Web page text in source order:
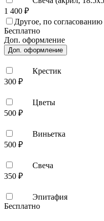
1 400 ₽
Другое, по согласованию
Бесплатно
Доп. оформление
Доп. оформление
Крестик
300 ₽
Цветы
500 ₽
Виньетка
500 ₽
Свеча
350 ₽
Эпитафия
Бесплатно